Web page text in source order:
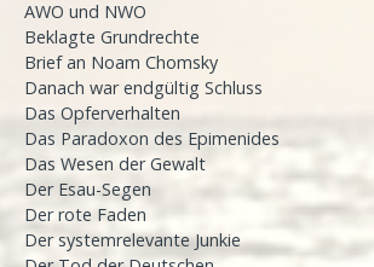
AWO und NWO
Beklagte Grundrechte
Brief an Noam Chomsky
Danach war endgültig Schluss
Das Opferverhalten
Das Paradoxon des Epimenides
Das Wesen der Gewalt
Der Esau-Segen
Der rote Faden
Der systemrelevante Junkie